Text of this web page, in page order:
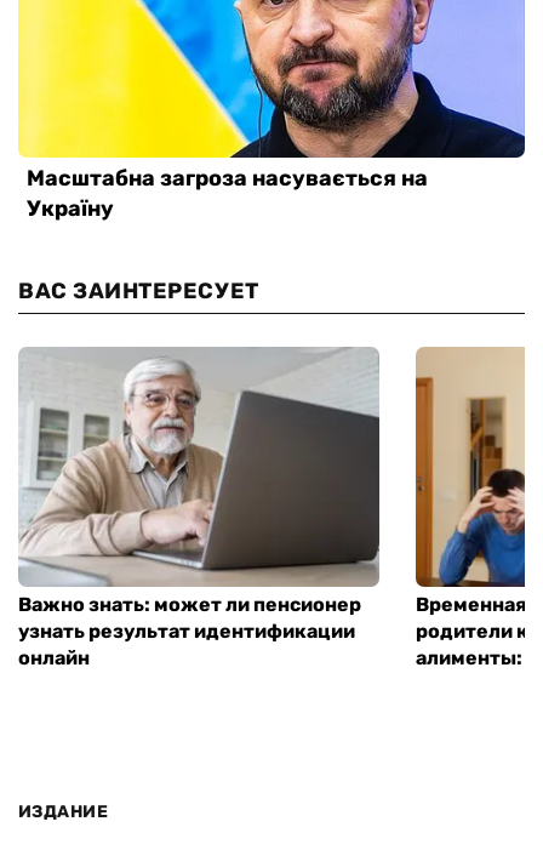
ВАС ЗАИНТЕРЕСУЕТ
Важно знать: может ли пенсионер
узнать результат идентификации
онлайн
Временная
родители
алименты:
ИЗДАНИЕ